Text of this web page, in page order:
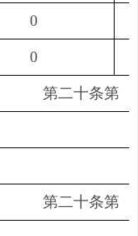
0
0
第二十条第
第二十条第